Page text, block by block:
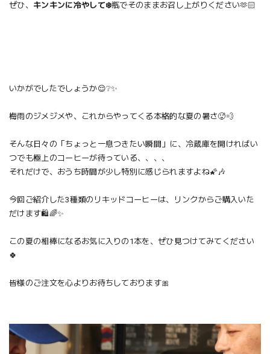
ぜひ、 キンキンに冷やして❄️瓶でそのままお召し上がりください🫶🏻
いかがでしたでしょうか😌❔✨
梅雨のジメジメや、これからやってくる本格的な夏の暑さ🥵💨
そんな日々の「ちょっと一息つきたい瞬間」に、冷蔵庫を開ければい
つでも極上のコーヒーが待っている、、、、
それだけで、おうち時間が少し特別に感じられますよね🌠🎶
今回ご紹介した3種類のリキッドコーヒーは、リンクからご購入いた
だけます🛍️🌈✨
この夏の相棒になるお気に入りの1本を、ぜひ見つけてみてください
🍀
皆様のご注文を心よりお待ちしております🎀